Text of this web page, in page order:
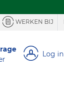
WERKEN BIJ
Log in